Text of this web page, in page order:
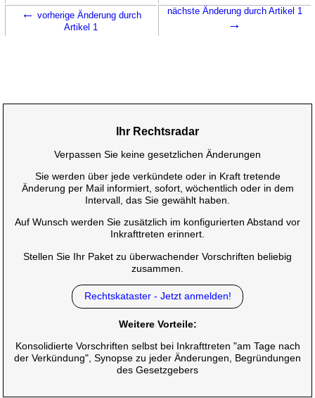
← vorherige Änderung durch
Artikel 1
nächste Änderung durch Artikel 1
→
Ihr Rechtsradar
Verpassen Sie keine gesetzlichen Änderungen
Sie werden über jede verkündete oder in Kraft tretende
Änderung per Mail informiert, sofort, wöchentlich oder in dem
Intervall, das Sie gewählt haben.
Auf Wunsch werden Sie zusätzlich im konfigurierten Abstand vor
Inkrafttreten erinnert.
Stellen Sie Ihr Paket zu überwachender Vorschriften beliebig
zusammen.
Rechtskataster - Jetzt anmelden!
Weitere Vorteile:
Konsolidierte Vorschriften selbst bei Inkrafttreten "am Tage nach
der Verkündung", Synopse zu jeder Änderungen, Begründungen
des Gesetzgebers